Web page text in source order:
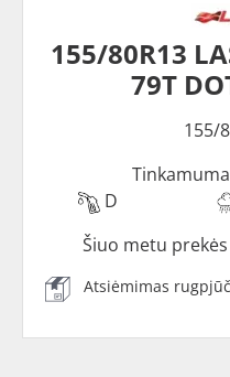
155/80R13
79T
155/
D
Šiuo metu
Atsiėmimas